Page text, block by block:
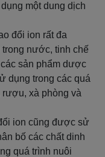
một dung dịch
đổi ion rất đa
nước, tinh chế
sản phẩm dược
dụng trong các quá
xà phòng và
ion cũng được sử
bố các chất dinh
quá trình nuôi